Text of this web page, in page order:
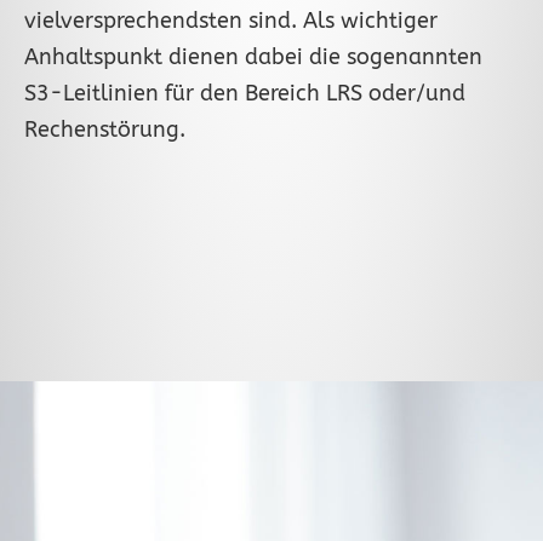
vielversprechendsten sind. Als wichtiger
Anhaltspunkt dienen dabei die sogenannten
S3-Leitlinien für den Bereich LRS oder/und
Rechenstörung.